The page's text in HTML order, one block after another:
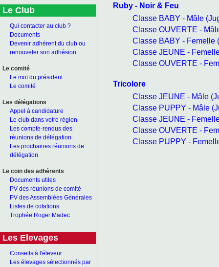
Le Club
Qui contacter au club ?
Documents
Devenir adhérent du club ou
renouveler son adhésion
Le comité
Le mot du président
Le comité
Les délégations
Appel à candidature
Le club dans votre région
Les compte-rendus des
réunions de délégation
Les prochaines réunions de
délégation
Le coin des adhérents
Documents utiles
PV des réunions de comité
PV des Assemblées Générales
Listes de cotations
Trophée Roger Madec
Les Elevages
Conseils à l'éleveur
Les élevages sélectionnés par
Ruby - Noir & Feu
Classe BABY - Mâle
Classe OUVERTE -
Classe BABY - Femelle
Classe JEUNE -
Classe OUVERTE -
Tricolore
Classe JEUNE - Mâle
Classe PUPPY - Mâle
Classe JEUNE -
Classe OUVERTE -
Classe PUPPY -